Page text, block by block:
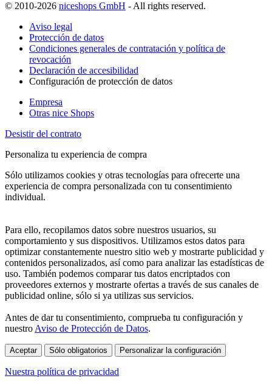
© 2010-2026 niceshops GmbH - All rights reserved.
Aviso legal
Protección de datos
Condiciones generales de contratación y política de
revocación
Declaración de accesibilidad
Configuración de protección de datos
Empresa
Otras nice Shops
Desistir del contrato
Personaliza tu experiencia de compra
Sólo utilizamos cookies y otras tecnologías para ofrecerte una
experiencia de compra personalizada con tu consentimiento
individual.
Para ello, recopilamos datos sobre nuestros usuarios, su
comportamiento y sus dispositivos. Utilizamos estos datos para
optimizar constantemente nuestro sitio web y mostrarte publicidad y
contenidos personalizados, así como para analizar las estadísticas de
uso. También podemos comparar tus datos encriptados con
proveedores externos y mostrarte ofertas a través de sus canales de
publicidad online, sólo si ya utilizas sus servicios.
Antes de dar tu consentimiento, comprueba tu configuración y
nuestroAviso de Protección de Datos.
Aceptar Sólo obligatorios Personalizar la configuración
Nuestra política de privacidad